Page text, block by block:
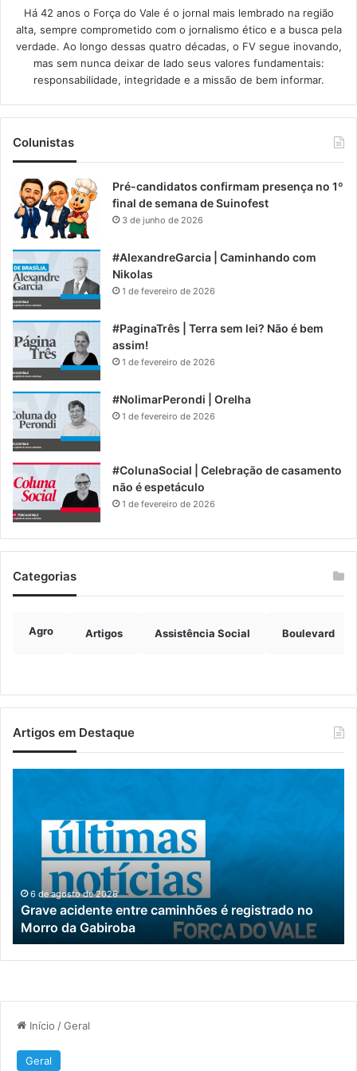
Há 42 anos o Força do Vale é o jornal mais lembrado na região
alta, sempre comprometido com o jornalismo ético e a busca pela
verdade. Ao longo dessas quatro décadas, o FV segue inovando,
mas sem nunca deixar de lado seus valores fundamentais:
responsabilidade, integridade e a missão de bem informar.​
Colunistas
Pré-candidatos confirmam presença no 1º
final de semana de Suinofest
3 de junho de 2026
#AlexandreGarcia | Caminhando com
Nikolas
1 de fevereiro de 2026
#PaginaTrês | Terra sem lei? Não é bem
assim!
1 de fevereiro de 2026
#NolimarPerondi | Orelha
1 de fevereiro de 2026
#ColunaSocial | Celebração de casamento
não é espetáculo
1 de fevereiro de 2026
Categorias
Agro Artigos Assistência Social Boulevard
Artigos em Destaque
caminhões
registrado
Morro
da
Gabiroba
6 de agosto de 2026
Grave acidente entre caminhões é registrado no
Morro da Gabiroba